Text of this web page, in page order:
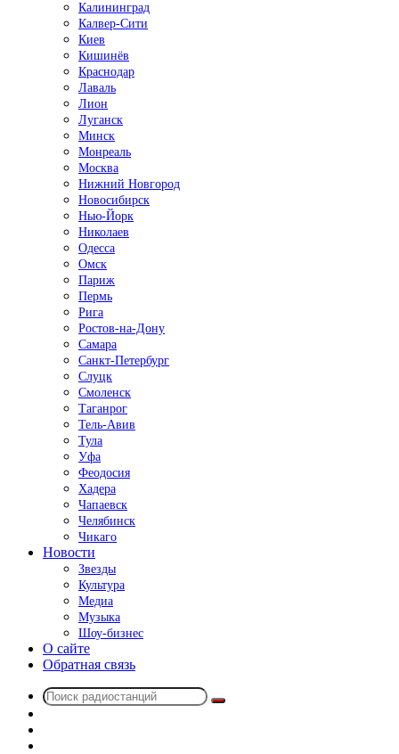
Калининград
Калвер-Сити
Киев
Кишинёв
Краснодар
Лаваль
Лион
Луганск
Минск
Монреаль
Москва
Нижний Новгород
Новосибирск
Нью-Йорк
Николаев
Одесса
Омск
Париж
Пермь
Рига
Ростов-на-Дону
Самара
Санкт-Петербург
Слуцк
Смоленск
Таганрог
Тель-Авив
Тула
Уфа
Феодосия
Хадера
Чапаевск
Челябинск
Чикаго
Новости
Звезды
Культура
Медиа
Музыка
Шоу-бизнес
О сайте
Обратная связь
Поиск